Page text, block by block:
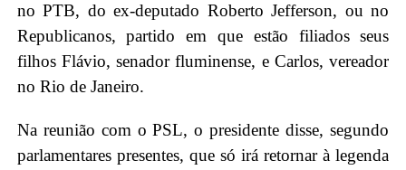
no PTB, do ex-deputado Roberto Jefferson, ou no
Republicanos, partido em que estão filiados seus
filhos Flávio, senador fluminense, e Carlos, vereador
no Rio de Janeiro.
Na reunião com o PSL, o presidente disse, segundo
parlamentares presentes, que só irá retornar à legenda